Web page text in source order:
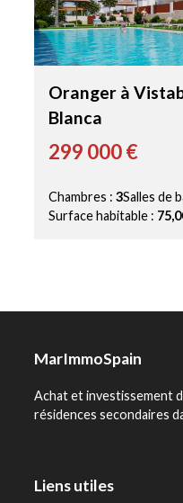
Oranger à
Blanca
299 000 €
Chambres :3Salles de
Surface habitable :
MarImmoSpain
Achat et investissement
résidences secondaires
Liens utiles